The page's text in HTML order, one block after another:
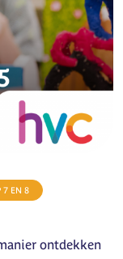
7 EN 8
ontdekken